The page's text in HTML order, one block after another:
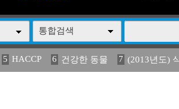
통합검색
5 HACCP 6 건강한 동물 7 (2013년도)
(2013년도) 식 15 구제역 16 관리 17